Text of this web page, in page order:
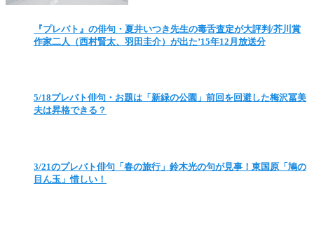
『プレバト』の俳句・夏井いつき先生の毒舌査定が大評判/芥川賞
作家二人（西村賢太、羽田圭介）が出た’15年12月放送分
5/18プレバト俳句・お題は「新緑の公園」前回を回避した梅沢冨美
夫は昇格できる？
3/21のプレバト俳句「春の旅行」鈴木光の句が見事！東国原「鳩の
目ん玉」惜しい！